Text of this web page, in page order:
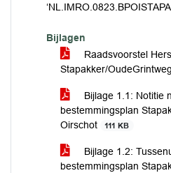
Bijlagen
Raadsvoorstel
Stapakker/
Bijlage 1.1: Notitie
bestemmingsplan
Oirschot
111 KB
Bijlage 1.2:
bestemmingsplan